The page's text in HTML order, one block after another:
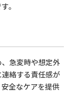
。
急変時や想定外
絡する責任感が
全なケアを提供